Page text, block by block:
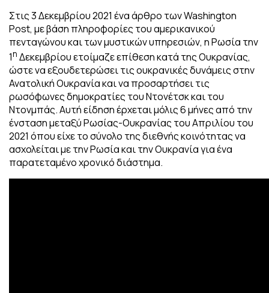
Στις 3 Δεκεμβρίου 2021 ένα άρθρο των Washington
Post, με βάση πληροφορίες του αμερικανικού
πενταγώνου και των μυστικών υπηρεσιών, η Ρωσία την
1η Δεκεμβρίου ετοίμαζε επίθεση κατά της Ουκρανίας,
ώστε να εξουδετερώσει τις ουκρανικές δυνάμεις στην
Ανατολική Ουκρανία και να προσαρτήσει τις
ρωσόφωνες δημοκρατίες του Ντονέτσκ και του
Ντονμπάς. Αυτή είδηση έρχεται μόλις 6 μήνες από την
ένσταση μεταξύ Ρωσίας-Ουκρανίας του Απριλίου του
2021 όπου είχε το σύνολο της διεθνής κοινότητας να
ασχολείται με την Ρωσία και την Ουκρανία για ένα
παρατεταμένο χρονικό διάστημα.